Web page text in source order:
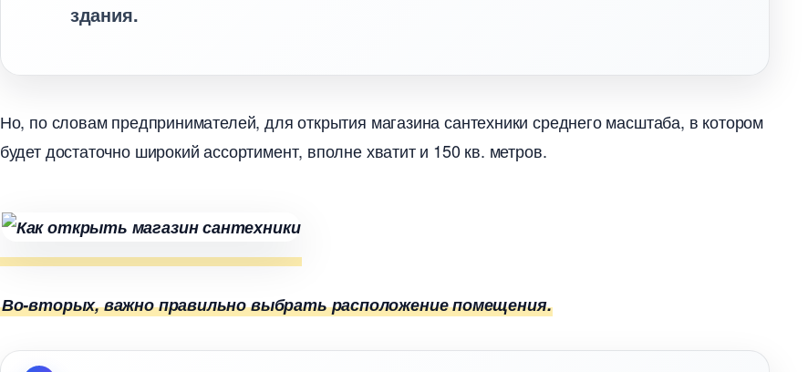
здания.
Но, по словам предпринимателей, для открытия магазина сантехники среднего масштаба, в котором
удет достаточно широкий ассортимент, вполне хватит и 150 кв. метров.
о-вторых, важно правильно выбрать расположение помещения.